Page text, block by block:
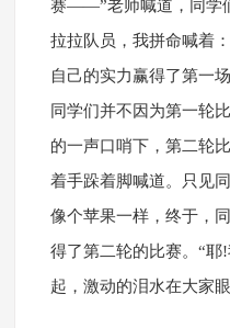
赛——”老师喊道，同学
拉拉队员，我拼命喊着
自己的实力赢得了第一
同学们并不因为第一轮
的一声口哨下，第二轮
着手跺着脚喊道。只见
像个苹果一样，终于，
得了第二轮的比赛。“耶
起，激动的泪水在大家眼